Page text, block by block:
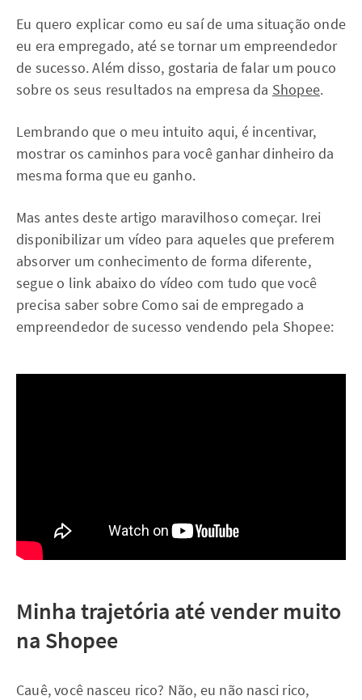
Eu quero explicar como eu saí de uma situação onde
eu era empregado, até se tornar um empreendedor
de sucesso. Além disso, gostaria de falar um pouco
sobre os seus resultados na empresa da Shopee.
Lembrando que o meu intuito aqui, é incentivar,
mostrar os caminhos para você ganhar dinheiro da
mesma forma que eu ganho.
Mas antes deste artigo maravilhoso começar. Irei
disponibilizar um vídeo para aqueles que preferem
absorver um conhecimento de forma diferente,
segue o link abaixo do vídeo com tudo que você
precisa saber sobre Como sai de empregado a
empreendedor de sucesso vendendo pela Shopee:
Minha trajetória até vender muito
na Shopee
Cauê, você nasceu rico? Não, eu não nasci rico,